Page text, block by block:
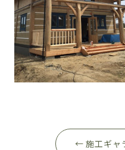
← 施工ギャ